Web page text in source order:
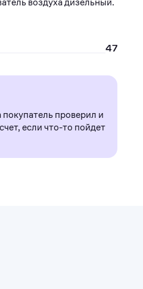
47
проверил и
если что-то пойдет